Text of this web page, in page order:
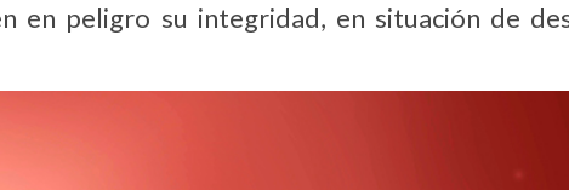
en peligro su integridad, en situación de